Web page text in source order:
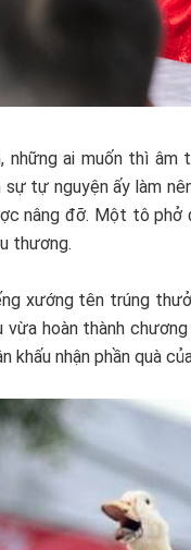
những ai muốn thì
sự tự nguyện ấy làm
nâng đỡ. Một tô phở
thương.
xướng tên trúng
vừa hoàn thành
khấu nhận phần quà